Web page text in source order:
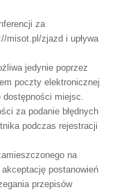
za
misot.pl/zjazd i upływa
jedynie poprzez
poczty elektronicznej
miejsc.
za podanie błędnych
podczas rejestracji
na
akceptację postanowień
przepisów